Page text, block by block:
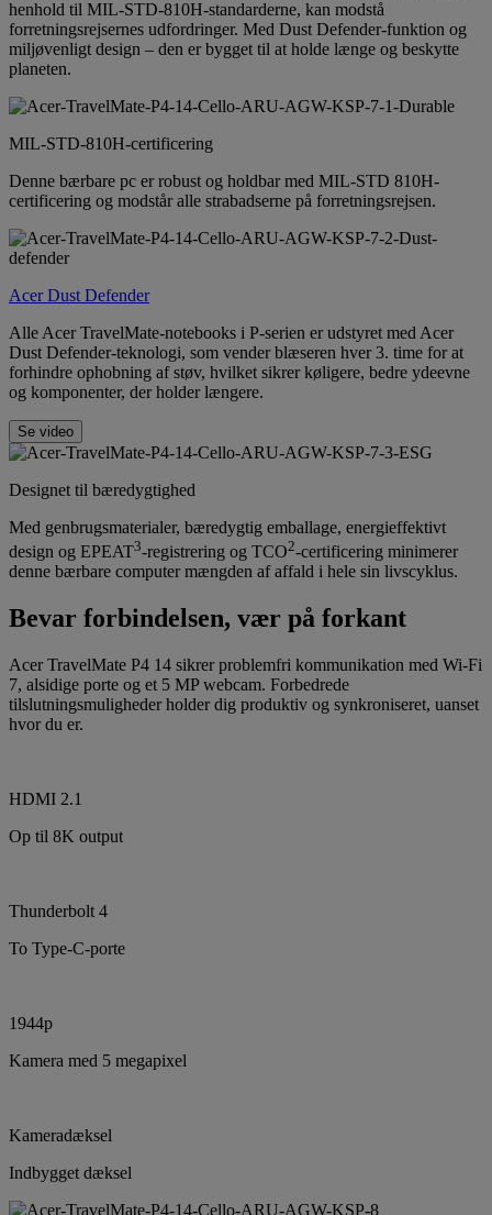
henhold til MIL-STD-810H-standarderne, kan modstå
forretningsrejsernes udfordringer. Med Dust Defender-funktion og
miljøvenligt design – den er bygget til at holde længe og beskytte
planeten.
MIL-STD-810H-certificering
Denne bærbare pc er robust og holdbar med MIL-STD 810H-
certificering og modstår alle strabadserne på forretningsrejsen.
Acer Dust Defender
Alle Acer TravelMate-notebooks i P-serien er udstyret med Acer
Dust Defender-teknologi, som vender blæseren hver 3. time for at
forhindre ophobning af støv, hvilket sikrer køligere, bedre ydeevne
og komponenter, der holder længere.
Se video
Designet til bæredygtighed
Med genbrugsmaterialer, bæredygtig emballage, energieffektivt
design og EPEAT3-registrering og TCO2-certificering minimerer
denne bærbare computer mængden af affald i hele sin livscyklus.
Bevar forbindelsen, vær på forkant
Acer TravelMate P4 14 sikrer problemfri kommunikation med Wi-Fi
7, alsidige porte og et 5 MP webcam. Forbedrede
tilslutningsmuligheder holder dig produktiv og synkroniseret, uanset
hvor du er.
HDMI 2.1
Op til 8K output
Thunderbolt 4
To Type-C-porte
1944p
Kamera med 5 megapixel
Kameradæksel
Indbygget dæksel